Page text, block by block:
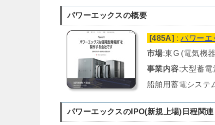
パワーエックスの概要
[485A] : パワーエ
市場:東G (電気機
事業内容:大型蓄
船舶用蓄電システ
パワーエックスのIPO(新規上場)日程関連